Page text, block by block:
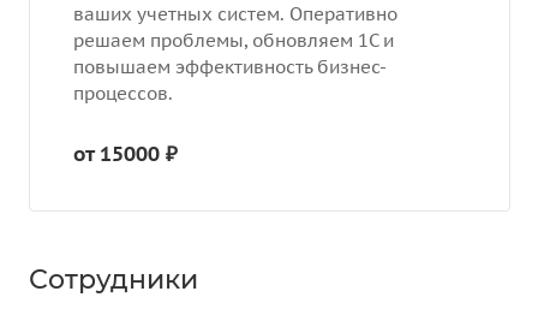
ваших учетных систем. Оперативно
решаем проблемы, обновляем 1С и
повышаем эффективность бизнес-
процессов.
от 15000 ₽
Сотрудники